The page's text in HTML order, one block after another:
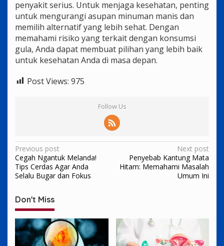
penyakit serius. Untuk menjaga kesehatan, penting
untuk mengurangi asupan minuman manis dan
memilih alternatif yang lebih sehat. Dengan
memahami risiko yang terkait dengan konsumsi
gula, Anda dapat membuat pilihan yang lebih baik
untuk kesehatan Anda di masa depan.
Post Views: 975
Follow Us
Post
navigation
Previous post
Cegah Ngantuk Melanda!
Tips Cerdas Agar Anda
Selalu Bugar dan Fokus
Next post
Penyebab Kantung Mata
Hitam: Memahami Masalah
Umum Ini
Don't Miss